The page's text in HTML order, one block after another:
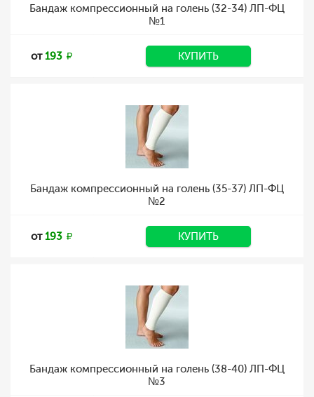
Бандаж компрессионный на голень (32-34) ЛП-ФЦ
№1
от193 КУПИТЬ
Бандаж компрессионный на голень (35-37) ЛП-ФЦ
№2
от193 КУПИТЬ
Бандаж компрессионный на голень (38-40) ЛП-ФЦ
№3